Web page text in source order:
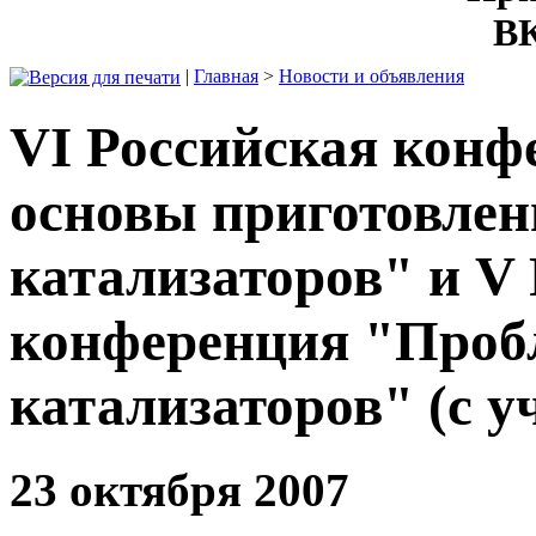
| Главная > Новости и объявления
VI Российская
основы
катализаторов" и V
конференция
катализаторов" (с
23 октября 2007